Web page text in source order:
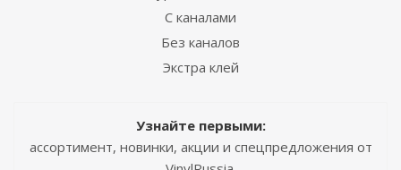
С каналами
Без каналов
Экстра клей
Узнайте первыми:
ассортимент, новинки, акции и спецпредложения от